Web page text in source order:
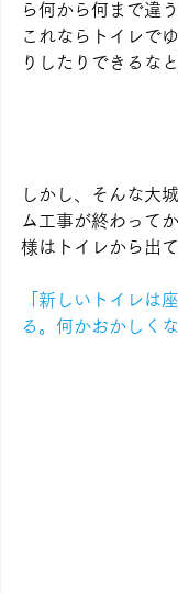
ら何から何まで違
これならトイレで
りしたりできるな
しかし、そんな大
ム工事が終わって
様はトイレから出
「新しいトイレは
る。何かおかしくな